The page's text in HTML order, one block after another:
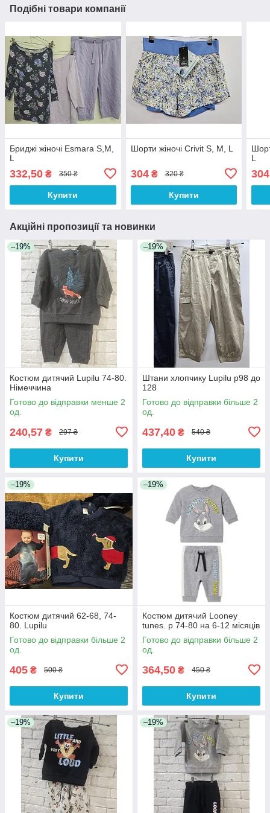
Подібні товари компанії
Бриджі жіночі Esmara S,M,
L
332,50 ₴ 350 ₴
Купити
Шорти жіночі Crivit S, M, L
304₴ 320 ₴
Купити
L
304
Акційні пропозиції та новинки
–19%
Костюм дитячий Lupilu 74-80.
Німеччина
Готово до відправки менше 2
од.
240,57 ₴ 297 ₴
Купити
–19%
Штани хлопчику Lupilu р98 до
128
Готово до відправки більше 2
од.
437,40 ₴ 540 ₴
Купити
–19%
Костюм дитячий 62-68, 74-
80. Lupilu
Готово до відправки більше 2
од.
405 ₴ 500 ₴
Купити
–19%
Костюм дитячий Looney
tunes. р 74-80 на 6-12 місяців
Готово до відправки більше 2
од.
364,50 ₴ 450 ₴
Купити
–19% –19%